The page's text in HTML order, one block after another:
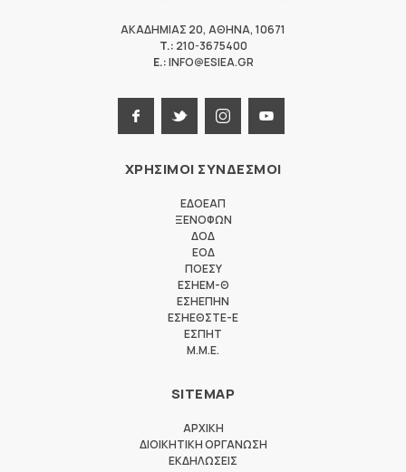
ΑΚΑΔΗΜΙΑΣ 20, ΑΘΗΝΑ, 10671
T.: 210-3675400
E.:INFO@ESIEA.GR
ΧΡΗΣΙΜΟΙ ΣΥΝΔΕΣΜΟΙ
ΕΔΟΕΑΠ
ΞΕΝΟΦΩΝ
ΔΟΔ
ΕΟΔ
ΠΟΕΣΥ
ΕΣΗΕΜ-Θ
ΕΣΗΕΠΗΝ
ΕΣΗΕΘΣΤΕ-Ε
ΕΣΠΗΤ
M.M.E.
SITEMAP
ΑΡΧΙΚΗ
ΔΙΟΙΚΗΤΙΚΗ ΟΡΓΑΝΩΣΗ
ΕΚΔΗΛΩΣΕΙΣ